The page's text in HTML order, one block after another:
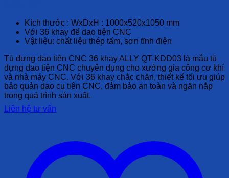
Kích thước : WxDxH : 1000x520x1050 mm
Với 36 khay để dao tiện CNC
Vật liệu: chất liệu thép tấm, sơn tĩnh điện
Tủ đựng dao tiện CNC 36 khay ALLY QT-KDD03 là mẫu tủ
đựng dao tiện CNC chuyên dụng cho xưởng gia công cơ khí
và nhà máy CNC. Với 36 khay chắc chắn, thiết kế tối ưu giúp
bảo quản dao cụ tiện CNC, đảm bảo an toàn và ngăn nắp
trong quá trình sản xuất.
Liên hệ tư vấn